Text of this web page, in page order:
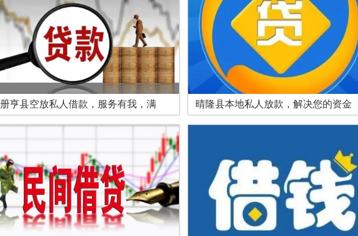
册亨县空放私人借款，服务有我，满 晴隆县本地私人放款，解决您的资金